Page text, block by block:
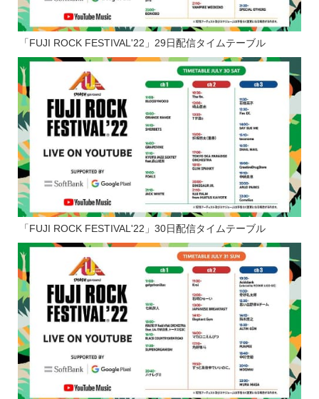
「FUJI ROCK FESTIVAL'22」29日配信タイムテーブル
「FUJI ROCK FESTIVAL'22」30日配信タイムテーブル